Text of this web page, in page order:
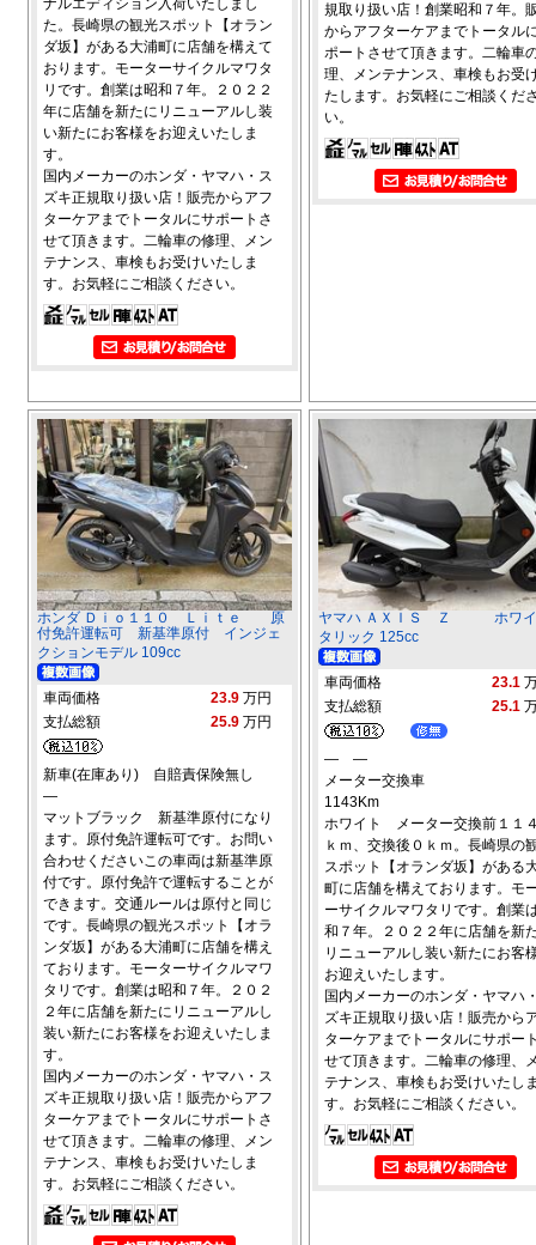
た。長崎県の観光スポット【オラン
ダ坂】がある大浦町に店舗を構えて
おります。モーターサイクルマワタ
リです。創業は昭和７年。２０２２
年に店舗を新たにリニューアルし装
い新たにお客様をお迎えいたしま
す。
国内メーカーのホンダ・ヤマハ・ス
ズキ正規取り扱い店！販売からアフ
ターケアまでトータルにサポートさ
せて頂きます。二輪車の修理、メン
テナンス、車検もお受けいたしま
す。お気軽にご相談ください。
規取り扱い店！創業昭和７年。
からアフターケアまでトータル
ポートさせて頂きます。二輪車
理、メンテナンス、車検もお受
たします。お気軽にご相談くだ
い。
ホンダ Ｄｉｏ１１０ Ｌｉｔｅ 原
付免許運転可 新基準原付 インジェ
クションモデル 109cc
車両価格 23.9 万円
支払総額
25.9 万円
新車(在庫あり) 自賠責保険無し
―
マットブラック 新基準原付になり
ます。原付免許運転可です。お問い
合わせくださいこの車両は新基準原
付です。原付免許で運転することが
できます。交通ルールは原付と同じ
です。長崎県の観光スポット【オラ
ンダ坂】がある大浦町に店舗を構え
ております。モーターサイクルマワ
タリです。創業は昭和７年。２０２
２年に店舗を新たにリニューアルし
装い新たにお客様をお迎えいたしま
す。
国内メーカーのホンダ・ヤマハ・ス
ズキ正規取り扱い店！販売からアフ
ターケアまでトータルにサポートさ
せて頂きます。二輪車の修理、メン
テナンス、車検もお受けいたしま
す。お気軽にご相談ください。
ヤマハ ＡＸＩＳ Ｚ ホワイ
タリック 125cc
車両価格 23.1
支払総額
25.1
― ―
メーター交換車
1143Km
ホワイト メーター交換前１１
ｋｍ、交換後０ｋｍ。長崎県の
スポット【オランダ坂】がある
町に店舗を構えております。モ
ーサイクルマワタリです。創業
和７年。２０２２年に店舗を新
リニューアルし装い新たにお客
お迎えいたします。
国内メーカーのホンダ・ヤマハ
ズキ正規取り扱い店！販売から
ターケアまでトータルにサポー
せて頂きます。二輪車の修理、
テナンス、車検もお受けいたし
す。お気軽にご相談ください。